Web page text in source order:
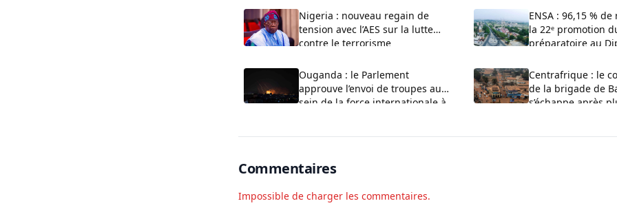
Nigeria : nouveau regain de
tension avec l’AES sur la lutte
contre le terrorisme
ENSA : 96,15 %
la 22ᵉ promotion
préparatoire au
Ouganda : le Parlement
approuve l’envoi de troupes au
sein de la force internationale à
Centrafrique : le
de la brigade de
s’échappe après
Commentaires
Impossible de charger les commentaires.